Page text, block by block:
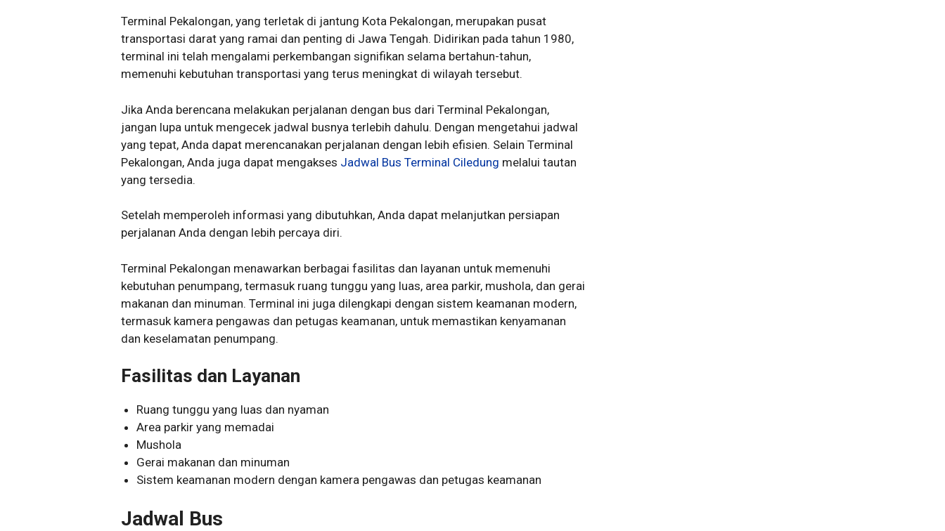
Terminal Pekalongan, yang terletak di jantung Kota Pekalongan, merupakan pusat
transportasi darat yang ramai dan penting di Jawa Tengah. Didirikan pada tahun 1980,
terminal ini telah mengalami perkembangan signifikan selama bertahun-tahun,
memenuhi kebutuhan transportasi yang terus meningkat di wilayah tersebut.
Jika Anda berencana melakukan perjalanan dengan bus dari Terminal Pekalongan,
jangan lupa untuk mengecek jadwal busnya terlebih dahulu. Dengan mengetahui jadwal
yang tepat, Anda dapat merencanakan perjalanan dengan lebih efisien. Selain Terminal
Pekalongan, Anda juga dapat mengakses Jadwal Bus Terminal Ciledung melalui tautan
yang tersedia.
Setelah memperoleh informasi yang dibutuhkan, Anda dapat melanjutkan persiapan
perjalanan Anda dengan lebih percaya diri.
Terminal Pekalongan menawarkan berbagai fasilitas dan layanan untuk memenuhi
kebutuhan penumpang, termasuk ruang tunggu yang luas, area parkir, mushola, dan gerai
makanan dan minuman. Terminal ini juga dilengkapi dengan sistem keamanan modern,
termasuk kamera pengawas dan petugas keamanan, untuk memastikan kenyamanan
dan keselamatan penumpang.
Fasilitas dan Layanan
Ruang tunggu yang luas dan nyaman
Area parkir yang memadai
Mushola
Gerai makanan dan minuman
Sistem keamanan modern dengan kamera pengawas dan petugas keamanan
Jadwal Bus